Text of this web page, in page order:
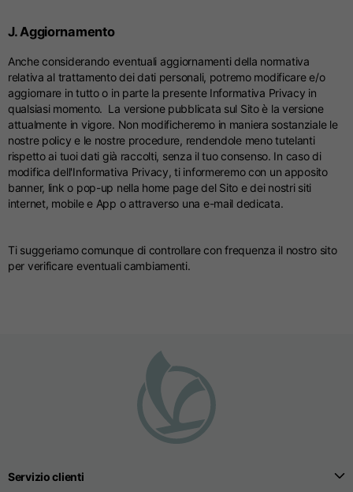
J. Aggiornamento
Anche considerando eventuali aggiornamenti della normativa
relativa al trattamento dei dati personali, potremo modificare e/o
aggiornare in tutto o in parte la presente Informativa Privacy in
qualsiasi momento. La versione pubblicata sul Sito è la versione
attualmente in vigore. Non modificheremo in maniera sostanziale le
nostre policy e le nostre procedure, rendendole meno tutelanti
rispetto ai tuoi dati già raccolti, senza il tuo consenso. In caso di
modifica dell'Informativa Privacy, ti informeremo con un apposito
banner, link o pop-up nella home page del Sito e dei nostri siti
internet, mobile e App o attraverso una e-mail dedicata.
Ti suggeriamo comunque di controllare con frequenza il nostro sito
per verificare eventuali cambiamenti.
Servizio clienti